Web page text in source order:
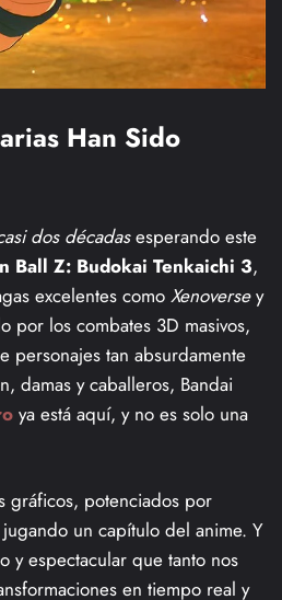
Han Sido
dos décadasesperando este
Ball Z: Budokai Tenkaichi 3,
excelentes como Xenoversey
por los combates 3D masivos,
personajes tan absurdamente
damas y caballeros, Bandai
ya está aquí, y no es solo una
gráficos, potenciados por
un capítulo del anime. Y
y espectacular que tanto nos
en tiempo real y